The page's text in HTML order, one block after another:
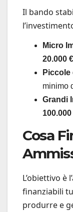
Il bando
Micro
20.000 €
Piccole
minimo
Grandi
100.000
Cosa
L’obiettivo è
finanziabili
produrre e